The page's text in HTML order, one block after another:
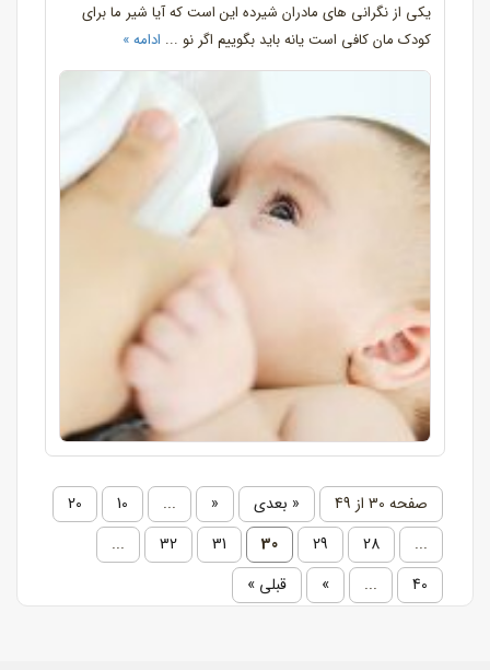
یکی از نگرانی های مادران شیرده این است که آیا شیر ما برای
کودک مان کافی است یانه باید بگوییم اگر نو ... ادامه »
صفحه 30 از 49 « بعدی «
...
10
20
...
28
29
30
31
32
...
40
...
» قبلی »